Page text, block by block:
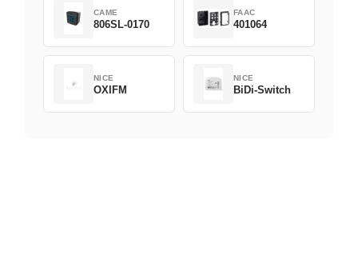
CAME
806SL-0170
FAAC
401064
NICE
OXIFM
NICE
BiDi-Switch